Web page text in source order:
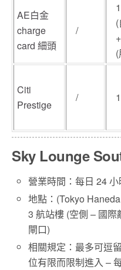
AE白金
charge
card 細頭
/
Citi
Prestige
/
Sky Lounge
營業時間：每日 24
地點：(Tokyo
3 航站樓 (空側 – 國
閘口)
相關規定：最多可逗
位有限而限制進入 –